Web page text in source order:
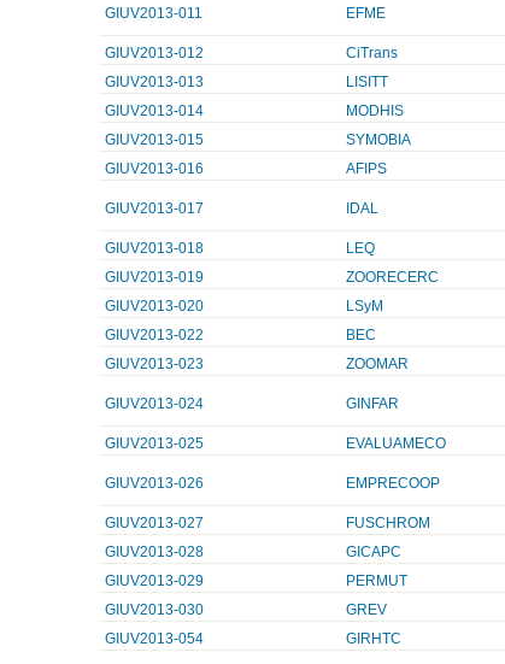
GIUV2013-011 EFME
GIUV2013-012
CiTrans
GIUV2013-013
LISITT
GIUV2013-014
MODHIS
GIUV2013-015
SYMOBIA
GIUV2013-016
AFIPS
GIUV2013-017 IDAL
GIUV2013-018
LEQ
GIUV2013-019
ZOORECERC
GIUV2013-020
LSyM
GIUV2013-022
BEC
GIUV2013-023
ZOOMAR
GIUV2013-024 GINFAR
GIUV2013-025
EVALUAMECO
GIUV2013-026 EMPRECOOP
GIUV2013-027 FUSCHROM
GIUV2013-028
GICAPC
GIUV2013-029
PERMUT
GIUV2013-030
GREV
GIUV2013-054
GIRHTC